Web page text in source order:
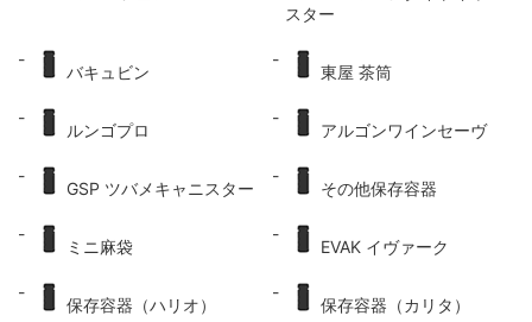
スター
バキュビン 東屋 茶筒
ルンゴプロ アルゴンワインセーヴ
GSP ツバメキャニスター その他保存容器
ミニ麻袋 EVAK イヴァーク
保存容器（ハリオ） 保存容器（カリタ）